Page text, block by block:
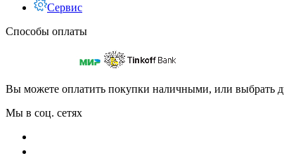
Сервис
Способы оплаты
Вы можете оплатить покупки наличными, или выбрать
Мы в соц. сетях